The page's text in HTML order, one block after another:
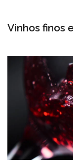
Vinhos finos